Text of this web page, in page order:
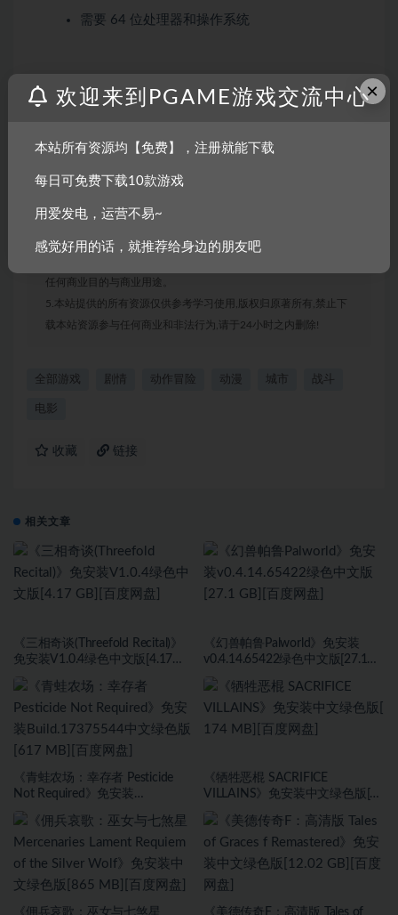
需要 64 位处理器和操作系统
其真实性负责。
2.若您需要商业运营或用于其他商业活动,请您购买正版授权并合
3.如果本站有侵犯、不妥之处的资源,请联系我们。将会第一时间
解决!
任何商业目的与商业用途。
5.本站提供的所有资源仅供参考学习使用,版权归原著所有,禁止下
载本站资源参与任何商业和非法行为,请于24小时之内删除!
全部游戏 剧情 动作冒险 动漫 城市 战斗
电影
收藏 链接
相关文章
《三相奇谈(Threefold Recital)》
免安装V1.0.4绿色中文版[4.17
《幻兽帕鲁Palworld》免安装
v0.4.14.65422绿色中文版[27.1
《青蛙农场：幸存者 Pesticide
Not Required》免安装
MB][百度网盘]
《牺牲恶棍 SACRIFICE
VILLAINS》免安装中文绿色版[
×
欢迎来到PGAME游戏交流中心
本站所有资源均【免费】，注册就能下载
每日可免费下载10款游戏
用爱发电，运营不易~
感觉好用的话，就推荐给身边的朋友吧